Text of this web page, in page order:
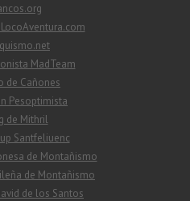
MadTeam
de Cañones
Pesoptimista
de Mithril
Santfeliuenc
de Montañismo
de Montañismo
de los Santos